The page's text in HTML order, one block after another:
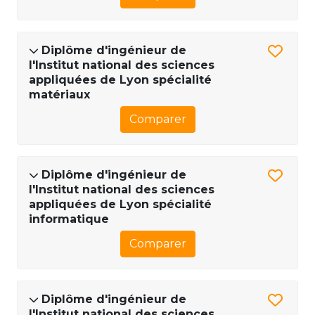
Diplôme d'ingénieur de
l'Institut national des sciences
appliquées de Lyon spécialité
matériaux
Comparer
Diplôme d'ingénieur de
l'Institut national des sciences
appliquées de Lyon spécialité
informatique
Comparer
Diplôme d'ingénieur de